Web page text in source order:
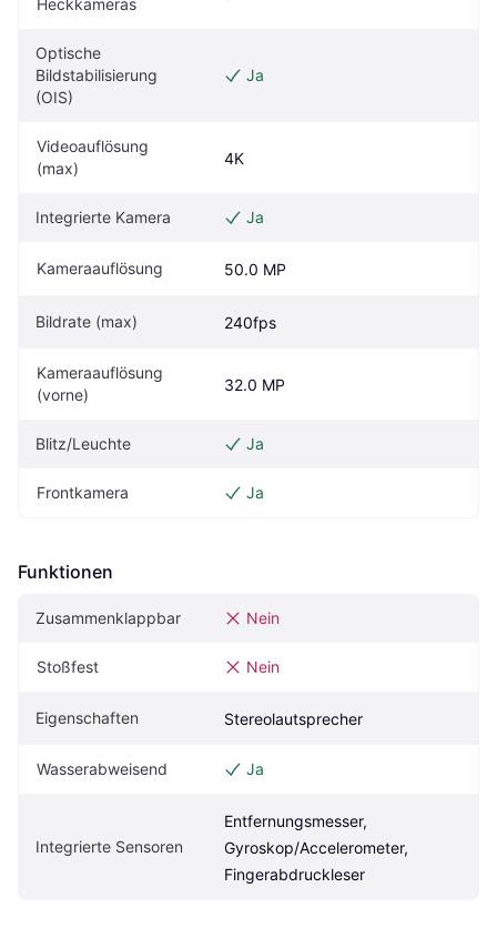
Heckkameras
Optische
Bildstabilisierung
(OIS)
Ja
Videoauflösung
(max)
4K
Integrierte Kamera Ja
Kameraauflösung 50.0 MP
Bildrate (max) 240fps
Kameraauflösung
(vorne)
32.0 MP
Blitz/Leuchte Ja
Frontkamera Ja
Funktionen
Zusammenklappbar Nein
Stoßfest Nein
Eigenschaften Stereolautsprecher
Wasserabweisend Ja
Integrierte Sensoren
Entfernungsmesser,
Gyroskop/Accelerometer,
Fingerabdruckleser